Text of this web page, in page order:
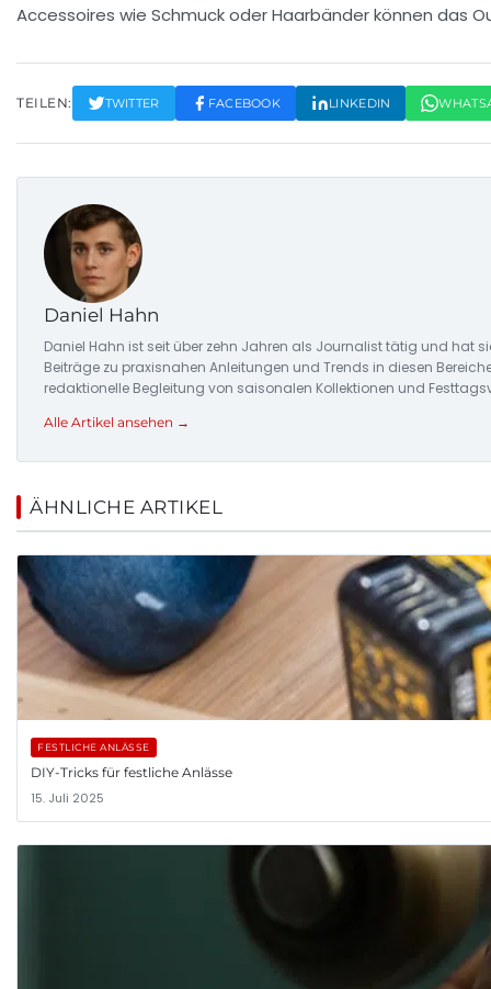
Accessoires wie Schmuck oder Haarbänder können das
TEILEN: TWITTER FACEBOOK LINKEDIN
Daniel Hahn
Daniel Hahn ist seit über zehn Jahren als Journalist tätig und hat
Beiträge zu praxisnahen Anleitungen und Trends in diesen
redaktionelle Begleitung von saisonalen Kollektionen und
Alle Artikel ansehen →
ÄHNLICHE ARTIKEL
FESTLICHE ANLÄSSE
DIY-Tricks für festliche Anlässe
15. Juli 2025